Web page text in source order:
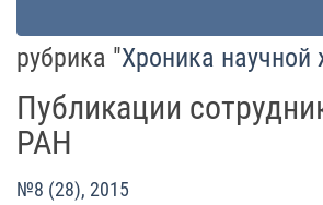
рубрика "Хроника научной
Публикации
РАН
№8 (28), 2015